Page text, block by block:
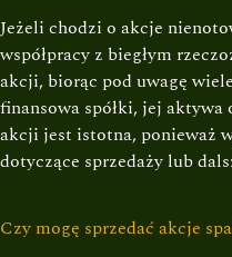
Jeżeli chodzi o akcje
współpracy z biegłym
akcji, biorąc pod uwagę
finansowa spółki, jej
akcji jest istotna, ponieważ
dotyczące sprzedaży lub
Czy mogę sprzedać akcje